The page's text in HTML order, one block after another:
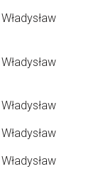
Władysław
Władysław
Władysław
Władysław
Władysław